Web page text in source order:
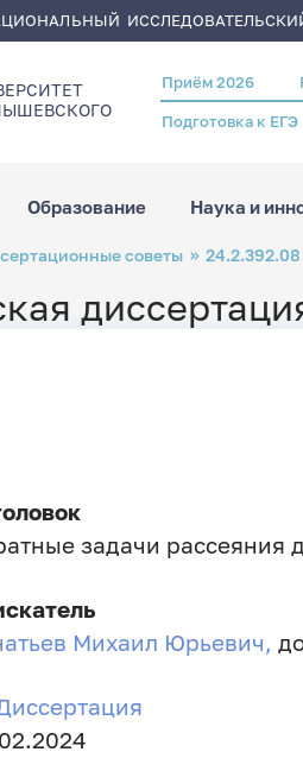
Header
menu
Приём 2026
Подготовка к ЕГЭ
Образование Наука и
советы 24.2.392.08
задачи рассеяния
Михаил Юрьевич,